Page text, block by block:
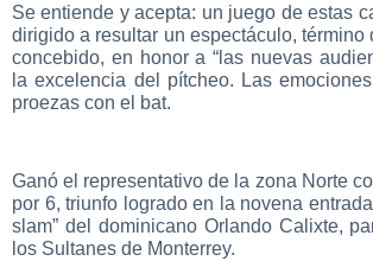
Se entiende y acepta: un juego de estas
dirigido a resultar un espectáculo, término
concebido, en honor a “las nuevas
la excelencia del pítcheo. Las
proezas con el bat.
Ganó el representativo de la zona Norte
por 6, triunfo logrado en la novena
slam” del dominicano Orlando Calixte,
los Sultanes de Monterrey.